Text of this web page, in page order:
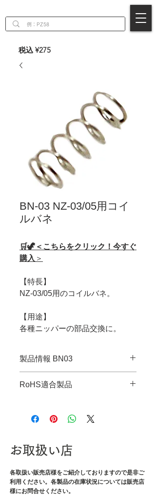
税込 ¥275
BN-03 NZ-03/05用コイ
ルバネ
🛒🦖＜こちらをクリック！今すぐ
購入 ＞
【特長】
NZ-03/05用のコイルバネ。
【用途】
各種ニッパーの部品交換に。
製品情報 BN03
・入数：5
RoHS適合製品
お取扱い店
各取扱い販売店様をご紹介しておりますので是非ご
利用ください。各製品の在庫状況については販売店
様にお問合せください。